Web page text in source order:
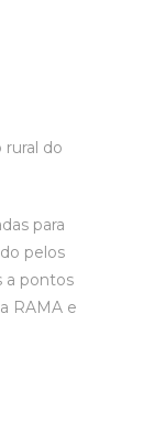
do
para
pelos
a pontos
RAMA e